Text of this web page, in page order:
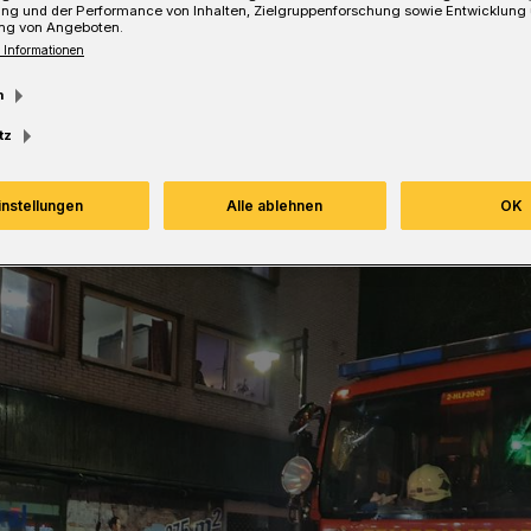
und der Performance von Inhalten, Zielgruppenforschung sowie Entwicklung
von Angeboten.
Alle ablehnen OK